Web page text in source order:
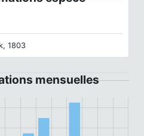
1803
mensuelles